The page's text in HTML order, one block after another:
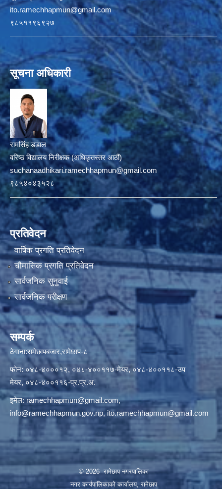
ito.ramechhapmun@gmail.com
९८५११९६९२७
सूचना अधिकारी
रामसिंह डडाल
वरिष्ठ विद्यालय निरीक्षक (अधिकृतस्तर आठौं)
suchanaadhikari.ramechhapmun@gmail.com
९८५४०४३५२८
प्रतिवेदन
वार्षिक प्रगति प्रतिवेदन
चौमासिक प्रगति प्रतिवेदन
सार्वजनिक सुनुवाई
सार्वजनिक परीक्षण
सम्पर्क
ठेगाना:रामेछापबजार,रामेछाप-८
फोन: ०४८-४०००१२, ०४८-४००११७-मेयर, ०४८-४००११८-उप
मेयर, ०४८-४००११६-प्र.प्र.अ.
इमेल:ramechhapmun@gmail.com,
info@ramechhapmun.gov.np,ito.ramechhapmun@gmail.com
© 2026 रामेछाप नगरपालिका
नगर कार्यपालिकाको कार्यालय, रामेछाप